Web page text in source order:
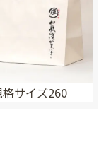
サイズ260